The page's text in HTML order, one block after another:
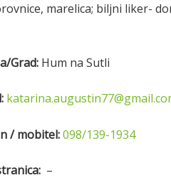
marelica; biljni liker-
Grad: Hum na Sutli
/ mobitel:098/139-1934
–